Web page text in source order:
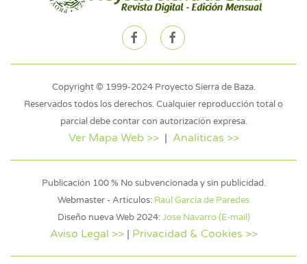
Copyright © 1999-2024 Proyecto Sierra de Baza.
Reservados todos los derechos. Cualquier reproducción total o
parcial debe contar con autorización expresa.
Ver Mapa Web >>| Analiticas >>
Publicación 100 % No subvencionada y sin publicidad.
Webmaster - Artículos: Raúl García de Paredes
Diseño nueva Web 2024:Jose Navarro (E-mail)
Aviso Legal >>| Privacidad & Cookies >>